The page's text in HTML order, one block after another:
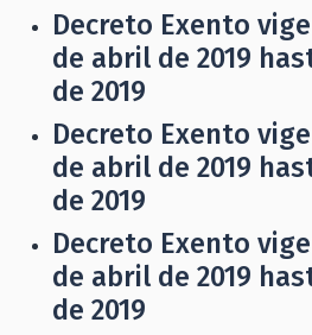
Decreto Exento
de abril de 2019
de 2019
Decreto Exento
de abril de 2019
de 2019
Decreto Exento
de abril de 2019
de 2019